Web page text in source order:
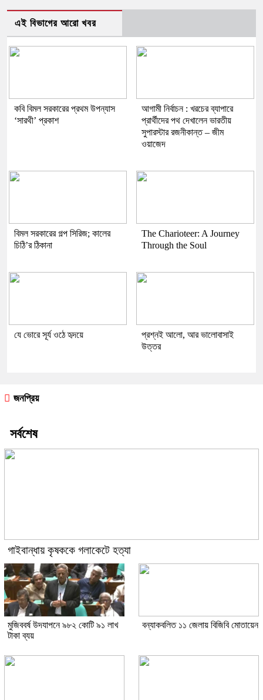
এই বিভাগের আরো খবর
কবি বিমল সরকারের প্রথম উপন্যাস
‘সারথী’ প্রকাশ
আগামী নির্বাচন : খরচের ব্যাপারে
প্রার্থীদের পথ দেখালেন ভারতীয়
সুপারস্টার রজনীকান্ত – জীম
ওয়াজেদ
বিমল সরকারের গল্প সিরিজ; কালের
চিঠি’র ঠিকানা
The Charioteer: A Journey
Through the Soul
যে ভোরে সূর্য ওঠে হৃদয়ে
প্রশ্নই আলো, আর ভালোবাসাই
উত্তর
জনপ্রিয়
সর্বশেষ
গাইবান্ধায় কৃষককে গলাকেটে হত্যা
মুজিববর্ষ উদযাপনে ৯৮২ কোটি ৯১ লাখ
টাকা ব্যয়
বন্যাকবলিত ১১ জেলায় বিজিবি মোতায়েন